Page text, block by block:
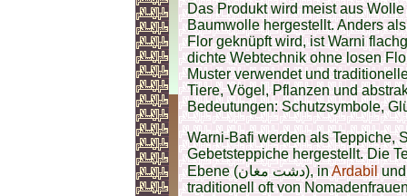
Das Produkt wird meist aus
Baumwolle hergestellt. Anders
Flor geknüpft wird, ist Warni
dichte Webtechnik ohne losen
Muster verwendet und
Tiere, Vögel, Pflanzen und
Bedeutungen: Schutzsymbole,
Warni-Bafi werden als Teppiche,
Gebetsteppiche hergestellt. Die
Ebene (دشت مغان), inArdabilund
traditionell oft von